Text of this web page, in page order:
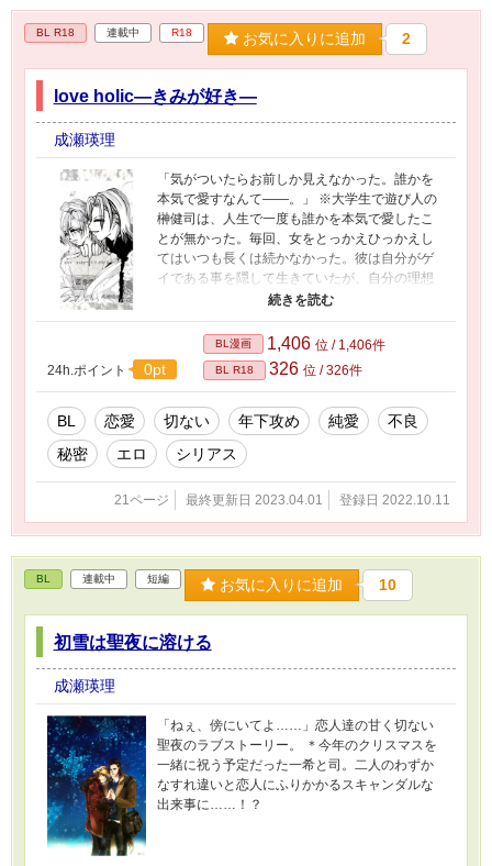
BL R18 連載中 R18 お気に入りに追加 2
love holic―きみが好き―
成瀬瑛理
「気がついたらお前しか見えなかった。誰かを
本気で愛すなんて――。」 ※大学生で遊び人の
榊健司は、人生で一度も誰かを本気で愛したこ
とが無かった。毎回、女をとっかえひっかえし
てはいつも長くは続かなかった。彼は自分がゲ
イである事を隠して生きていたが、自分の理想
の「恋人」を求める為に付き合っていた女と突
然、別れた。そのあと一人でフラフラと街中を
彷徨っていると、悪い連中に絡まれている一人
の青年と遭遇する。はじめは見て見ぬ振りしよ
うとしたが――。
24h.ポイント 0pt
BL漫画 1,406 位 / 1,406件
BL R18 326 位 / 326件
BL 恋愛 切ない 年下攻め 純愛
不良
秘密
エロ シリアス
21ページ 最終更新日 2023.04.01 登録日 2022.10.11
BL 連載中 短編 お気に入りに追加 10
初雪は聖夜に溶ける
成瀬瑛理
「ねぇ、傍にいてよ……」恋人達の甘く切ない
聖夜のラブストーリー。 ＊今年のクリスマスを
一緒に祝う予定だった一希と司。二人のわずか
なすれ違いと恋人にふりかかるスキャンダルな
出来事に……！？